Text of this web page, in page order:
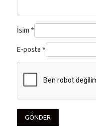
İsim *
E-posta *